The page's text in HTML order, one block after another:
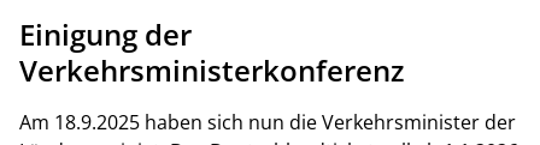
Einigung der
Verkehrsministerkonferenz
Am 18.9.2025 haben sich nun die Verkehrsminister der